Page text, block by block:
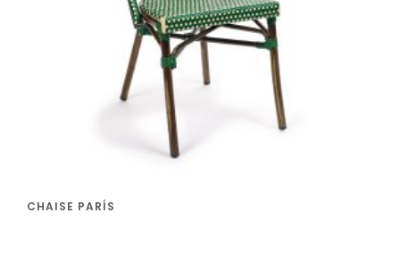
CHAISE PARÍS